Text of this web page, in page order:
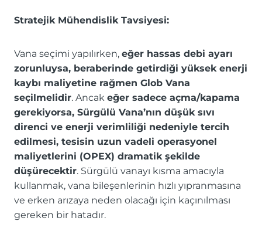
Stratejik Mühendislik Tavsiyesi:
Vana seçimi yapılırken, eğer hassas debi ayarı
zorunluysa, beraberinde getirdiği yüksek enerji
kaybı maliyetine rağmen Glob Vana
seçilmelidir. Ancak eğer sadece açma/kapama
gerekiyorsa, Sürgülü Vana’nın düşük sıvı
direnci ve enerji verimliliği nedeniyle tercih
edilmesi, tesisin uzun vadeli operasyonel
maliyetlerini (OPEX) dramatik şekilde
düşürecektir. Sürgülü vanayı kısma amacıyla
kullanmak, vana bileşenlerinin hızlı yıpranmasına
ve erken arızaya neden olacağı için kaçınılması
gereken bir hatadır.